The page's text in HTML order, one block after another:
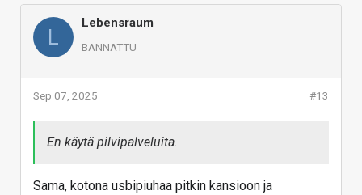
L
Lebensraum
BANNATTU
#13
Sep 07, 2025
En käytä pilvipalveluita.
Sama, kotona usbipiuhaa pitkin kansioon ja